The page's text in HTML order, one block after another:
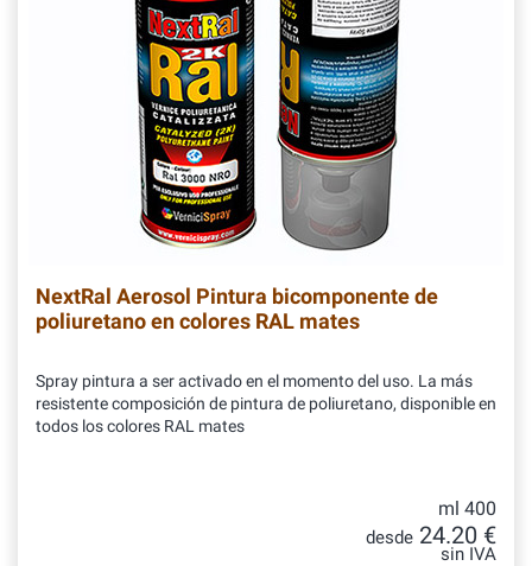
NextRal Aerosol Pintura bicomponente de
poliuretano en colores RAL mates
Spray pintura a ser activado en el momento del uso. La más
resistente composición de pintura de poliuretano, disponible en
todos los colores RAL mates
ml 400
desde 24.20 €
sin IVA